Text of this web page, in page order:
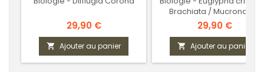
Prix
29,90 €
 Ajouter au panier
Brachiata / Mucronata /
Assulina seminulum /
Euglypha / Strigosa
Prix
29,90 €
 Ajouter au panier